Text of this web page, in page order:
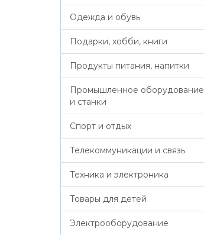
Одежда и обувь
Подарки, хобби, книги
Продукты питания, напитки
Промышленное оборудование
и станки
Спорт и отдых
Телекоммуникации и связь
Техника и электроника
Товары для детей
Электрооборудование